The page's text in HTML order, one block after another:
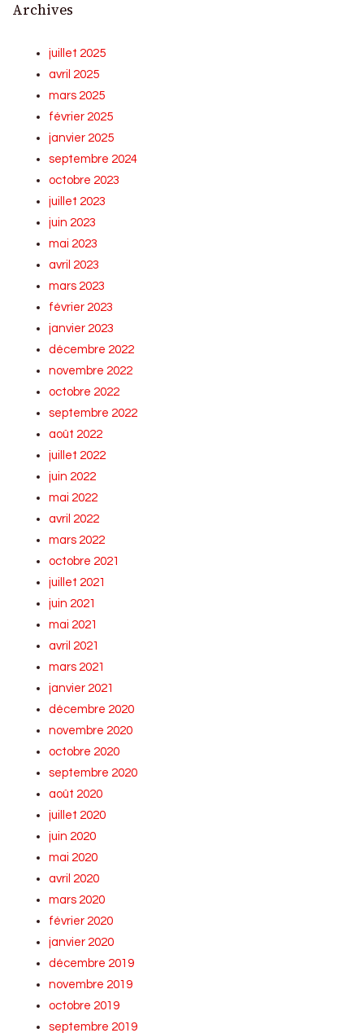
Archives
juillet 2025
avril 2025
mars 2025
février 2025
janvier 2025
septembre 2024
octobre 2023
juillet 2023
juin 2023
mai 2023
avril 2023
mars 2023
février 2023
janvier 2023
décembre 2022
novembre 2022
octobre 2022
septembre 2022
août 2022
juillet 2022
juin 2022
mai 2022
avril 2022
mars 2022
octobre 2021
juillet 2021
juin 2021
mai 2021
avril 2021
mars 2021
janvier 2021
décembre 2020
novembre 2020
octobre 2020
septembre 2020
août 2020
juillet 2020
juin 2020
mai 2020
avril 2020
mars 2020
février 2020
janvier 2020
décembre 2019
novembre 2019
octobre 2019
septembre 2019